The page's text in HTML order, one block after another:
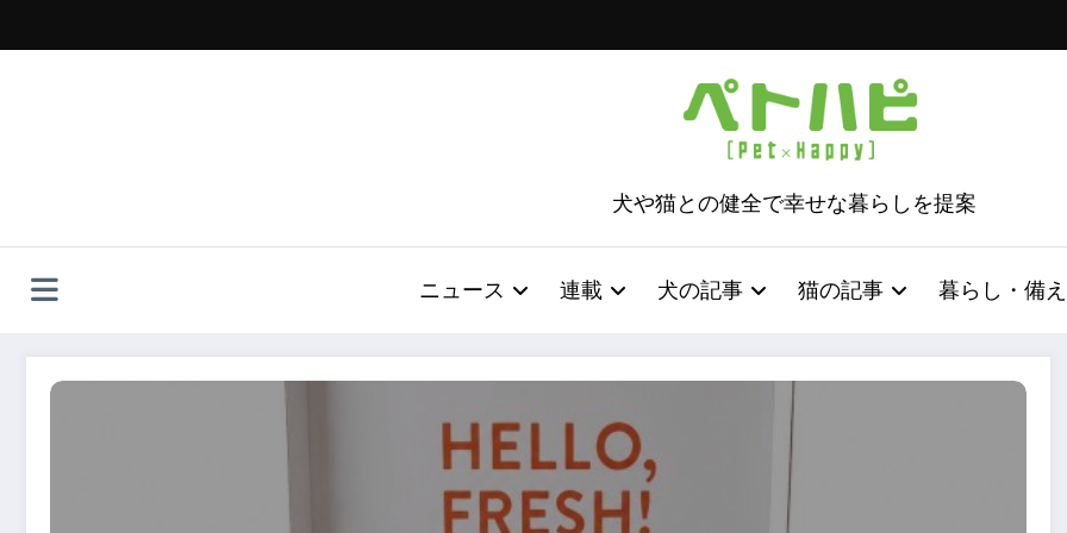
ッ
犬や猫との健全で幸せな暮らしを提案
ニュース 連載 犬の記事 猫の記事 暮らし・備え